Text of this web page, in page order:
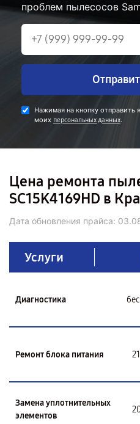
проблем пылесосов
Нажимая на кнопку отправить
моих персональных данных.
Цена ремонта
SC15K4169HD в
Дата обновления прайса:
Услуги
Диагностика
Ремонт блока питания
Замена уплотнительных
элементов